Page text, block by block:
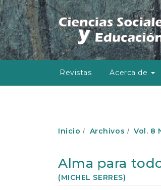
N
a
v
e
g
a
ó
Revistas Acerca de
Inicio Archivos Vol. 8
Alma para
(MICHEL SERRES)